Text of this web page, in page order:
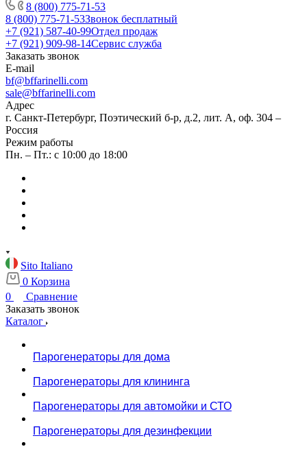
8 (800) 775-71-53
8 (800) 775-71-53Звонок бесплатный
+7 (921) 587-40-99Отдел продаж
+7 (921) 909-98-14Сервис служба
Заказать звонок
E-mail
bf@bffarinelli.com
sale@bffarinelli.com
Адрес
г. Санкт-Петербург, Поэтический б-р, д.2, лит. А, оф. 304 –
Россия
Режим работы
Пн. – Пт.: с 10:00 до 18:00
Sito Italiano
0 Корзина
0
Сравнение
Заказать звонок
Каталог
Парогенераторы для дома
Парогенераторы для клининга
Парогенераторы для автомойки и СТО
Парогенераторы для дезинфекции